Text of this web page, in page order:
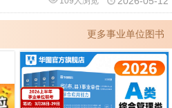
更多事业单位图书